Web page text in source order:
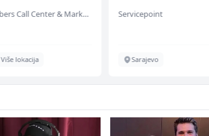
Embers Call Center & Marketing
Više lokacija
Servicepoint
Sarajevo